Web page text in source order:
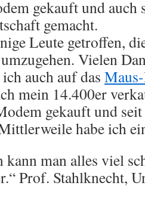
gekauft und
gemacht.
Leute getroffen,
Vielen
auch auf das
mein 14.400er
gekauft und
habe ich
man alles viel
Prof. Stahlknecht,